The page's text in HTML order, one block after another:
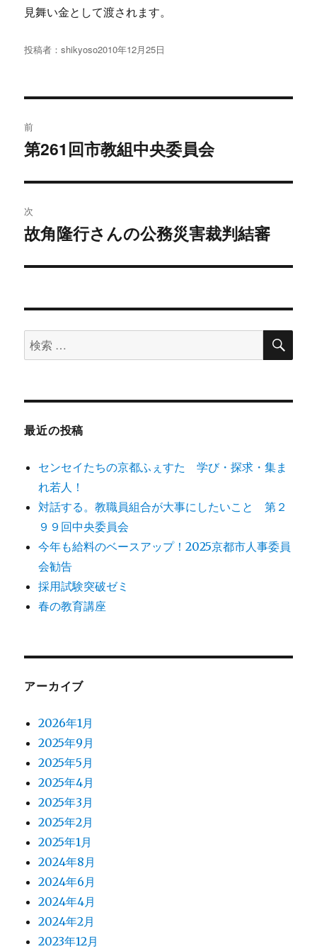
見舞い金として渡されます。
投稿者：shikyoso投
2010年12月25日
稿
ビ
ゲ
ー
ン
前
過
の
投
稿:
第261回市教組中央委員会
次
次
投
故角隆行さんの公務災害裁判結審
検
索
象:
検
最近の投稿
センセイたちの京都ふぇすた 学び・探求・集ま
れ若人！
対話する。教職員組合が大事にしたいこと 第２
９９回中央委員会
今年も給料のベースアップ！2025京都市人事委員
会勧告
採用試験突破ゼミ
春の教育講座
アーカイブ
2026年1月
2025年9月
2025年5月
2025年4月
2025年3月
2025年2月
2025年1月
2024年8月
2024年6月
2024年4月
2024年2月
2023年12月